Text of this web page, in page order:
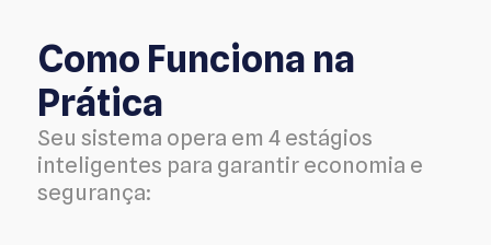
Como Funciona na
Prática
Seu sistema opera em 4 estágios
inteligentes para garantir economia e
segurança: